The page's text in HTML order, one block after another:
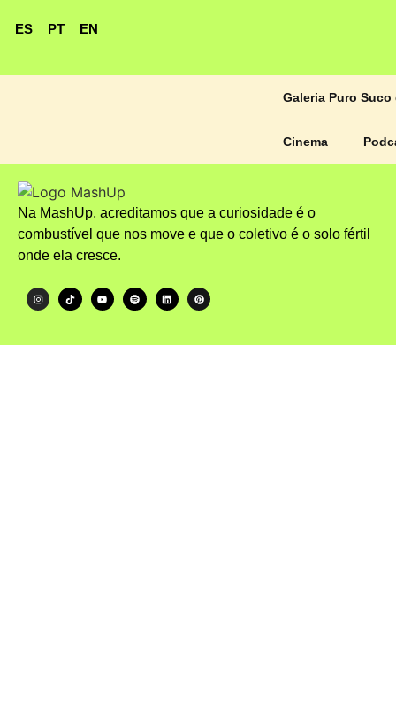
ES PT EN
Galeria Puro Suco
Cinema
Na MashUp, acreditamos que a curiosidade é o
combustível que nos move e que o coletivo é o solo fértil
onde ela cresce.